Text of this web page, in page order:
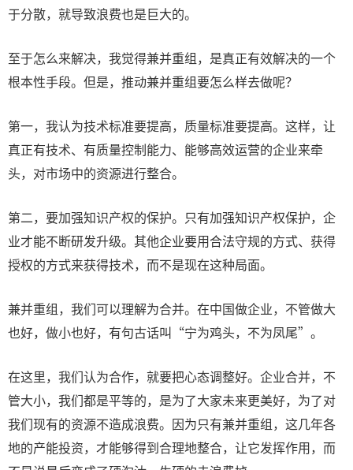
于分散，就导致浪费也是巨大的。
至于怎么来解决，我觉得兼并重组，是真正有效解决的一个
根本性手段。但是，推动兼并重组要怎么样去做呢？
第一，我认为技术标准要提高，质量标准要提高。这样，让
真正有技术、有质量控制能力、能够高效运营的企业来牵
头，对市场中的资源进行整合。
第二，要加强知识产权的保护。只有加强知识产权保护，企
业才能不断研发升级。其他企业要用合法守规的方式、获得
授权的方式来获得技术，而不是现在这种局面。
兼并重组，我们可以理解为合并。在中国做企业，不管做大
也好，做小也好，有句古话叫“宁为鸡头，不为凤尾”。
在这里，我们认为合作，就要把心态调整好。企业合并，不
管大小，我们都是平等的，是为了大家未来更美好，为了对
我们现有的资源不造成浪费。因为只有兼并重组，这几年各
地的产能投资，才能够得到合理地整合，让它发挥作用，而